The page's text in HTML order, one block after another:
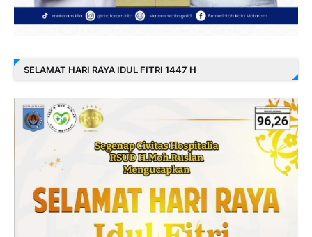
SELAMAT HARI RAYA IDUL FITRI 1447 H